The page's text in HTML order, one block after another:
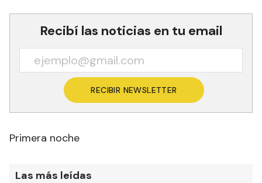
Recibí las noticias en tu email
RECIBIR NEWSLETTER
Primera noche
Las más leídas